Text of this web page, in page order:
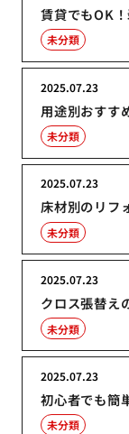
賃貸でもOK
未分類
用途別おすす
2025.07.23
未分類
床材別のリフ
2025.07.23
未分類
クロス張替え
2025.07.23
未分類
初心者でも簡
2025.07.23
未分類